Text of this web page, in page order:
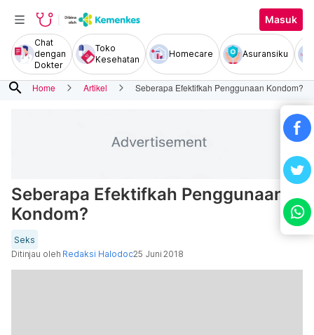
Masuk
Chat
dengan
Dokter
Toko
Kesehatan
Homecare Asuransiku
search Home Artikel Seberapa Efektifkah Penggunaan Kondom?
Seberapa Efektifkah Penggunaan
Kondom?
Seks
Ditinjau oleh Redaksi Halodoc25 Juni 2018